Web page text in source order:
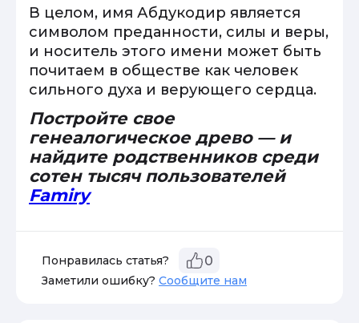
В целом, имя Абдукодир является
символом преданности, силы и веры,
и носитель этого имени может быть
почитаем в обществе как человек
сильного духа и верующего сердца.
Постройте свое
генеалогическое древо — и
найдите родственников среди
сотен тысяч пользователей
Famiry
Понравилась статья? 0
Заметили ошибку? Сообщите нам